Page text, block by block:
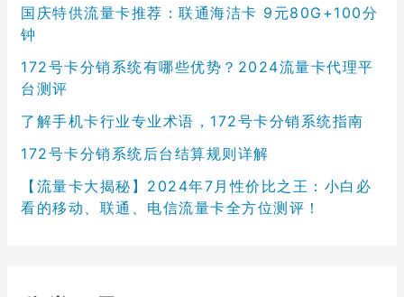
国庆特供流量卡推荐：联通海洁卡 9元80G+100分
钟
172号卡分销系统有哪些优势？2024流量卡代理平
台测评
了解手机卡行业专业术语，172号卡分销系统指南
172号卡分销系统后台结算规则详解
【流量卡大揭秘】2024年7月性价比之王：小白必
看的移动、联通、电信流量卡全方位测评！